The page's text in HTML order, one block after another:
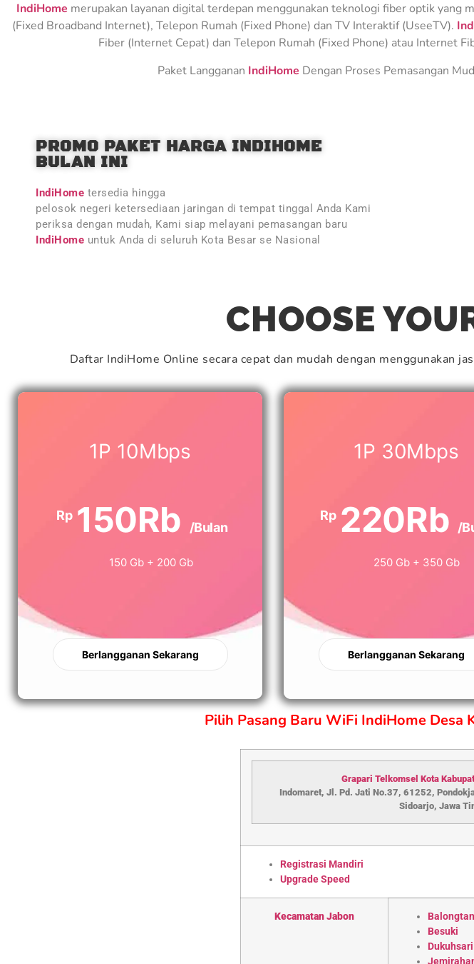
IndiHome merupakan layanan digital terdepan menggunakan teknologi fiber optik yang
(Fixed Broadband Internet), Telepon Rumah (Fixed Phone) dan TV Interaktif (UseeTV).
Fiber (Internet Cepat) dan Telepon Rumah (Fixed Phone) atau Internet
Paket Langganan IndiHome Dengan Proses Pemasangan
PROMO PAKET HARGA INDIHOME
BULAN INI
IndiHome tersedia hingga
pelosok negeri ketersediaan jaringan di tempat tinggal Anda Kami
periksa dengan mudah, Kami siap melayani pemasangan baru
IndiHome untuk Anda di seluruh Kota Besar se Nasional
CHOOSE
Daftar IndiHome Online secara cepat dan mudah dengan menggunakan
1P 10Mbps
Rp 150Rb /Bulan
150 Gb + 200 Gb
Berlangganan Sekarang
1P 30Mbps
Rp 220Rb /
250 Gb + 350 Gb
Berlangganan Sekarang
Pilih Pasang Baru WiFi IndiHome Desa
Grapari Telkomsel Kota
Indomaret, Jl. Pd. Jati No.37, 61252,
Sidoarjo, Jawa
Registrasi Mandiri
Upgrade Speed
Kecamatan Jabon
Besuki
Dukuhsari